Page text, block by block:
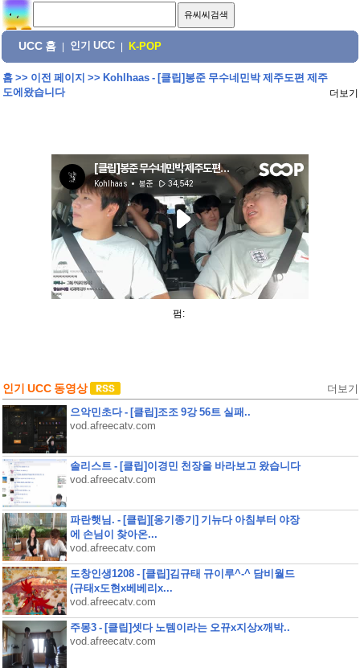
UCC 홈 인기 UCC K-POP
홈>> 이전 페이지 >> Kohlhaas - [클립]봉준 무수네민박 제주도편 제주
도에왔습니다
더보기
펌:
인기 UCC 동영상 더보기
으악민초다 - [클립]조조 9강 56트 실패..
vod.afreecatv.com
솔리스트 - [클립]이경민 천장을 바라보고 왔습니다
vod.afreecatv.com
파란햇님. - [클립][옹기종기] 기뉴다 아침부터 야장
에 손님이 찾아온...
vod.afreecatv.com
도창인생1208 - [클립]김규태 규이루^-^ 담비월드
(규태x도현x베베리x...
vod.afreecatv.com
주몽3 - [클립]셋다 노템이라는 오뀨x지상x깨박..
vod.afreecatv.com